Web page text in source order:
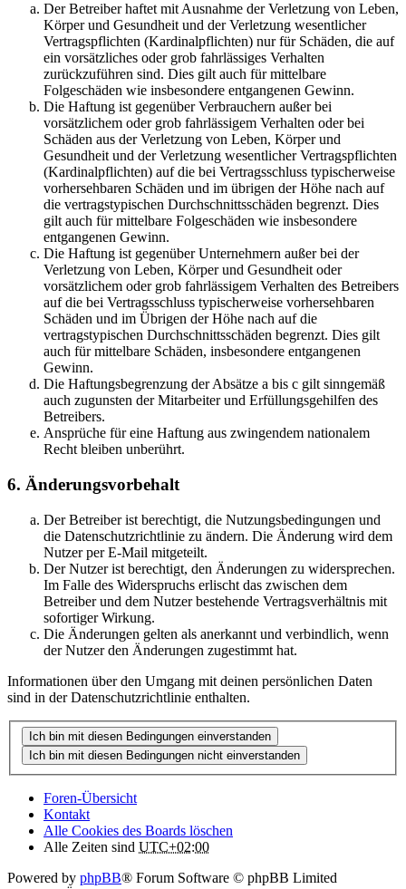
Der Betreiber haftet mit Ausnahme der Verletzung von Leben,
Körper und Gesundheit und der Verletzung wesentlicher
Vertragspflichten (Kardinalpflichten) nur für Schäden, die auf
ein vorsätzliches oder grob fahrlässiges Verhalten
zurückzuführen sind. Dies gilt auch für mittelbare
Folgeschäden wie insbesondere entgangenen Gewinn.
Die Haftung ist gegenüber Verbrauchern außer bei
vorsätzlichem oder grob fahrlässigem Verhalten oder bei
Schäden aus der Verletzung von Leben, Körper und
Gesundheit und der Verletzung wesentlicher Vertragspflichten
(Kardinalpflichten) auf die bei Vertragsschluss typischerweise
vorhersehbaren Schäden und im übrigen der Höhe nach auf
die vertragstypischen Durchschnittsschäden begrenzt. Dies
gilt auch für mittelbare Folgeschäden wie insbesondere
entgangenen Gewinn.
Die Haftung ist gegenüber Unternehmern außer bei der
Verletzung von Leben, Körper und Gesundheit oder
vorsätzlichem oder grob fahrlässigem Verhalten des Betreibers
auf die bei Vertragsschluss typischerweise vorhersehbaren
Schäden und im Übrigen der Höhe nach auf die
vertragstypischen Durchschnittsschäden begrenzt. Dies gilt
auch für mittelbare Schäden, insbesondere entgangenen
Gewinn.
Die Haftungsbegrenzung der Absätze a bis c gilt sinngemäß
auch zugunsten der Mitarbeiter und Erfüllungsgehilfen des
Betreibers.
Ansprüche für eine Haftung aus zwingendem nationalem
Recht bleiben unberührt.
6. Änderungsvorbehalt
Der Betreiber ist berechtigt, die Nutzungsbedingungen und
die Datenschutzrichtlinie zu ändern. Die Änderung wird dem
Nutzer per E-Mail mitgeteilt.
Der Nutzer ist berechtigt, den Änderungen zu widersprechen.
Im Falle des Widerspruchs erlischt das zwischen dem
Betreiber und dem Nutzer bestehende Vertragsverhältnis mit
sofortiger Wirkung.
Die Änderungen gelten als anerkannt und verbindlich, wenn
der Nutzer den Änderungen zugestimmt hat.
Informationen über den Umgang mit deinen persönlichen Daten
sind in der Datenschutzrichtlinie enthalten.
Foren-Übersicht
Kontakt
Alle Cookies des Boards löschen
Alle Zeiten sind UTC+02:00
Powered by phpBB® Forum Software © phpBB Limited